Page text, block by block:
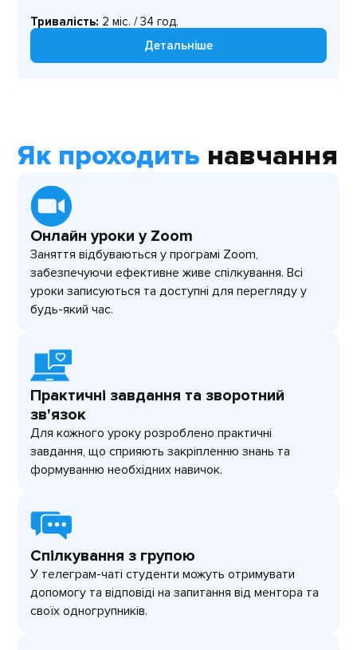
Тривалість: 2 міс. / 34 год.
Детальніше
Як проходить навчання
Онлайн уроки у Zoom
Заняття відбуваються у програмі Zoom,
забезпечуючи ефективне живе спілкування. Всі
уроки записуються та доступні для перегляду у
будь-який час.
Практичні завдання та зворотний
зв'язок
Для кожного уроку розроблено практичні
завдання, що сприяють закріпленню знань та
формуванню необхідних навичок.
Спілкування з групою
У телеграм-чаті студенти можуть отримувати
допомогу та відповіді на запитання від ментора та
своїх одногрупників.